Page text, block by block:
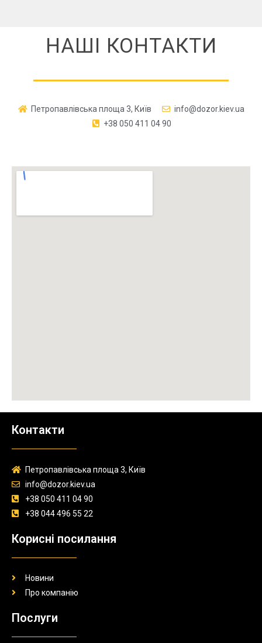
НАШІ КОНТАКТИ
Петропавлівська площа 3, Київ
info@dozor.kiev.ua
+38 050 411 04 90
Контакти
Петропавлівська площа 3, Київ
info@dozor.kiev.ua
+38 050 411 04 90
+38 044 496 55 22
Корисні посилання
Новини
Про компанію
Послуги